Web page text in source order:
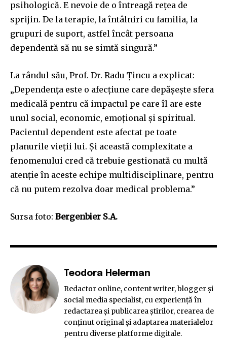
psihologică. E nevoie de o întreagă reţea de
sprijin. De la terapie, la întâlniri cu familia, la
grupuri de suport, astfel încât persoana
dependentă să nu se simtă singură.”
La rândul său, Prof. Dr. Radu Țincu a explicat:
„Dependenţa este o afecţiune care depăşeşte sfera
medicală pentru că impactul pe care îl are este
unul social, economic, emoţional şi spiritual.
Pacientul dependent este afectat pe toate
planurile vieţii lui. Şi această complexitate a
fenomenului cred că trebuie gestionată cu multă
atenţie în aceste echipe multidisciplinare, pentru
că nu putem rezolva doar medical problema.”
Sursa foto: Bergenbier S.A.
Teodora Helerman
Redactor online, content writer, blogger și
social media specialist, cu experiență în
redactarea și publicarea știrilor, crearea de
conținut original și adaptarea materialelor
pentru diverse platforme digitale.